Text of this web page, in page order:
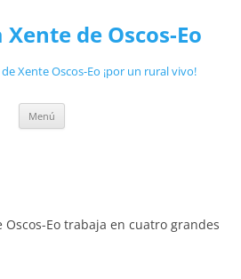
de Oscos-Eo
Xente Oscos-Eo ¡por un rural vivo!
Menú
Oscos-Eo trabaja en cuatro grandes